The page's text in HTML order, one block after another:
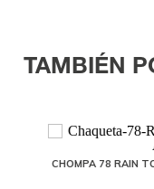
TAMBIÉN
CHOMPA 78 RAIN